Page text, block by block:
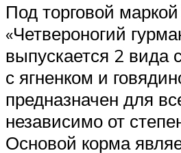
Под торговой маркой
«Четвероногий
выпускается 2 вида
с ягненком и
предназначен для
независимо от
Основой корма